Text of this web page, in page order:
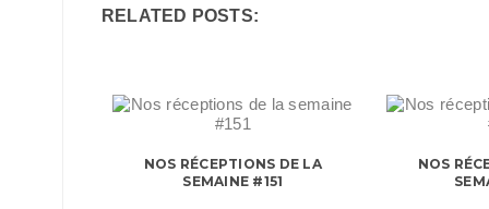
RELATED POSTS:
NOS RÉCEPTIONS DE LA
SEMAINE #151
NOS